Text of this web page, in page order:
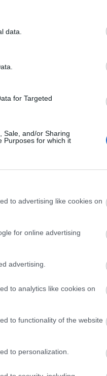
data.
for Targeted
Sale, and/or Sharing
Purposes for which it
to advertising like cookies on
for online advertising
advertising.
to analytics like cookies on
to functionality of the website
to personalization.
προσθέτοντας πως «μαζί
να φύγει, η
«Του έλεγε κάθε μέρα
ότι τα είχε ζήσει
Όπως είπε, το ένα
μαζί της και έχουν,
παιδιά βρίσκονταν μέσα
όταν οι